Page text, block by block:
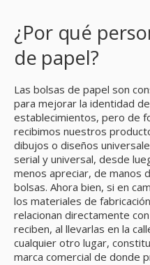
¿Por qué
de papel?
Las bolsas de papel son
para mejorar la identidad
establecimientos, pero de
recibimos nuestros
dibujos o diseños
serial y universal, desde
menos apreciar, de manos
bolsas. Ahora bien, si en
los materiales de
relacionan directamente
reciben, al llevarlas en la
cualquier otro lugar,
marca comercial de donde